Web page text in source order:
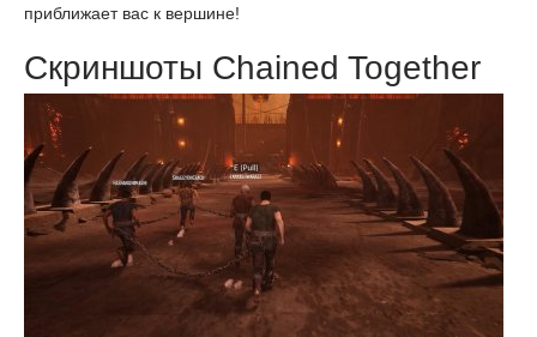
приближает вас к вершине!
Скриншоты Chained Together